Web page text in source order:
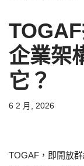
企業架
它？
6 2 月, 2026
TOGAF，即開放